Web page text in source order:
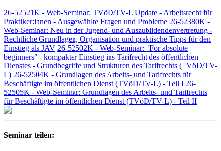
26-52521K - Web-Seminar: TVöD/TV-L Update - Arbeitsrecht für
Praktiker:innen - Ausgewählte Fragen und Probleme 26-52380K -
Web-Seminar: Neu in der Jugend- und Auszubildendenvertretung -
Rechtliche Grundlagen, Organisation und praktische Tipps für den
Einstieg als JAV 26-52502K - Web-Seminar: "For absolute
beginners" - kompakter Einstieg ins Tarifrecht des öffentlichen
Dienstes - Grundbegriffe und Strukturen des Tarifrechts (TVöD/TV-
L) 26-52504K - Grundlagen des Arbeits- und Tarifrechts für
Beschäftigte im öffentlichen Dienst (TVöD/TV-L) - Teil I 26-
52505K - Web-Seminar: Grundlagen des Arbeits- und Tarifrechts
für Beschäftigte im öffentlichen Dienst (TVöD/TV-L) - Teil II
Seminar teilen: